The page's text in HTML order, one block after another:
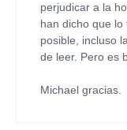
perjudicar a la
han dicho que
posible, incluso
de leer. Pero es
Michael gracias.